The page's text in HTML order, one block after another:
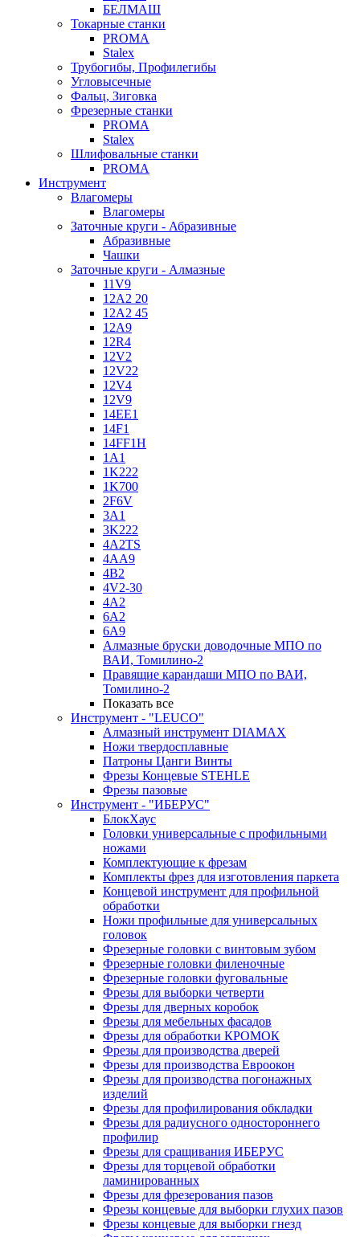
БЕЛМАШ
Токарные станки
PROMA
Stalex
Трубогибы, Профилегибы
Угловысечные
Фальц, Зиговка
Фрезерные станки
PROMA
Stalex
Шлифовальные станки
PROMA
Инструмент
Влагомеры
Влагомеры
Заточные круги - Абразивные
Абразивные
Чашки
Заточные круги - Алмазные
11V9
12A2 20
12A2 45
12A9
12R4
12V2
12V22
12V4
12V9
14EE1
14F1
14FF1H
1A1
1K222
1K700
2F6V
3A1
3K222
4A2TS
4AA9
4B2
4V2-30
4А2
6A2
6A9
Алмазные бруски доводочные МПО по
ВАИ, Томилино-2
Правящие карандаши МПО по ВАИ,
Томилино-2
Показать все
Инструмент - "LEUCO"
Алмазный инструмент DIAMAX
Ножи твердосплавные
Патроны Цанги Винты
Фрезы Концевые STEHLE
Фрезы пазовые
Инструмент - "ИБЕРУС"
БлокХаус
Головки универсальные с профильными
ножами
Комплектующие к фрезам
Комплекты фрез для изготовления паркета
Концевой инструмент для профильной
обработки
Ножи профильные для универсальных
головок
Фрезерные головки с винтовым зубом
Фрезерные головки филеночные
Фрезерные головки фуговальные
Фрезы для выборки четверти
Фрезы для дверных коробок
Фрезы для мебельных фасадов
Фрезы для обработки КРОМОК
Фрезы для производства дверей
Фрезы для производства Евроокон
Фрезы для производства погонажных
изделий
Фрезы для профилирования обкладки
Фрезы для радиусного одностороннего
профилир
Фрезы для сращивания ИБЕРУС
Фрезы для торцевой обработки
ламинированных
Фрезы для фрезерования пазов
Фрезы концевые для выборки глухих пазов
Фрезы концевые для выборки гнезд